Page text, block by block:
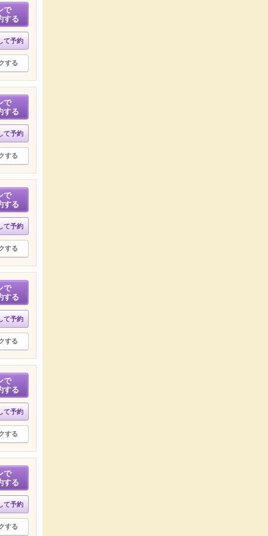
で
する
て予約
する
で
する
て予約
する
で
する
て予約
する
で
する
て予約
する
で
する
て予約
する
で
する
て予約
する